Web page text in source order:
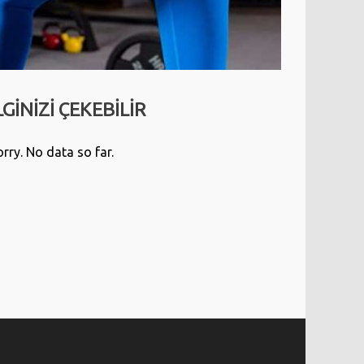
ÇEKEBİLİR
No data so far.